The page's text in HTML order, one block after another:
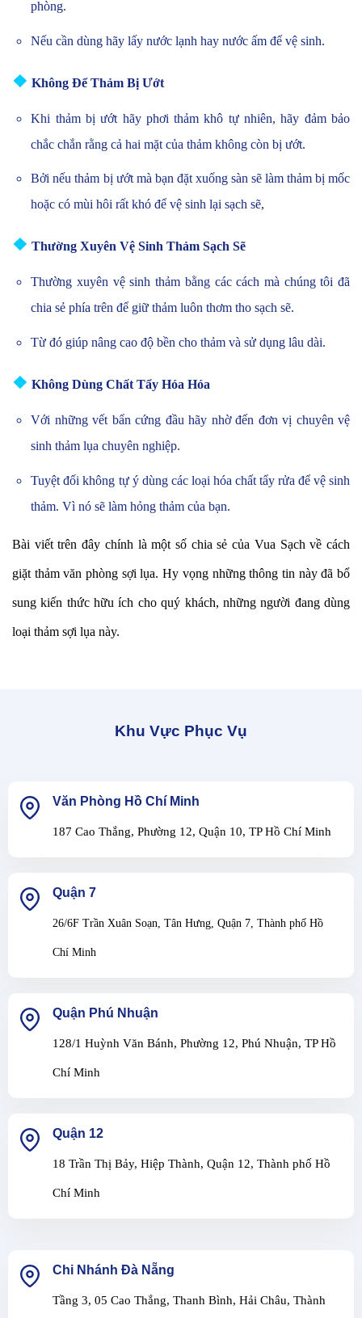
phòng.
Nếu cần dùng hãy lấy nước lạnh hay nước ấm để vệ sinh.
❖ Không Để Thảm Bị Ướt
Khi thảm bị ướt hãy phơi thảm khô tự nhiên, hãy đảm bảo
chắc chắn rằng cả hai mặt của thảm không còn bị ướt.
Bởi nếu thảm bị ướt mà bạn đặt xuống sàn sẽ làm thảm bị mốc
hoặc có mùi hôi rất khó để vệ sinh lại sạch sẽ,
❖ Thường Xuyên Vệ Sinh Thảm Sạch Sẽ
Thường xuyên vệ sinh thảm bằng các cách mà chúng tôi đã
chia sẻ phía trên để giữ thảm luôn thơm tho sạch sẽ.
Từ đó giúp nâng cao độ bền cho thảm và sử dụng lâu dài.
❖ Không Dùng Chất Tẩy Hóa Hóa
Với những vết bẩn cứng đầu hãy nhờ đến đơn vị chuyên vệ
sinh thảm lụa chuyên nghiệp.
Tuyệt đối không tự ý dùng các loại hóa chất tẩy rửa để vệ sinh
thảm. Vì nó sẽ làm hỏng thảm của bạn.
Bài viết trên đây chính là một số chia sẻ của Vua Sạch về cách
giặt thảm văn phòng sợi lụa. Hy vọng những thông tin này đã bổ
sung kiến thức hữu ích cho quý khách, những người đang dùng
loại thảm sợi lụa này.
Khu Vực Phục Vụ
Văn Phòng Hồ Chí Minh
187 Cao Thắng, Phường 12, Quận 10, TP Hồ Chí Minh
Quận 7
26/6F Trần Xuân Soạn, Tân Hưng, Quận 7, Thành phố Hồ
Chí Minh
Quận Phú Nhuận
128/1 Huỳnh Văn Bánh, Phường 12, Phú Nhuận, TP Hồ
Chí Minh
Quận 12
18 Trần Thị Bảy, Hiệp Thành, Quận 12, Thành phố Hồ
Chí Minh
Chi Nhánh Đà Nẵng
Tầng 3, 05 Cao Thắng, Thanh Bình, Hải Châu, Thành